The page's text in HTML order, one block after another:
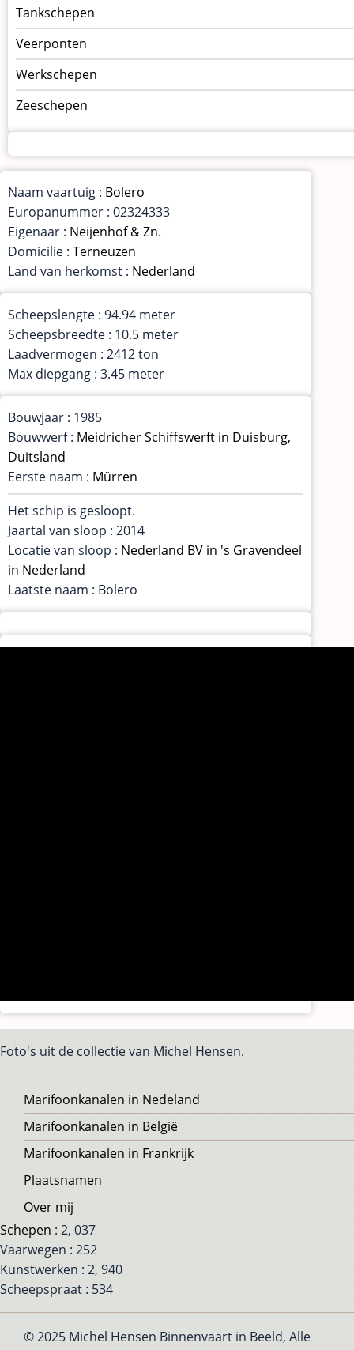
Tankschepen
Veerponten
Werkschepen
Zeeschepen
Naam vaartuig : Bolero
Europanummer : 02324333
Eigenaar : Neijenhof & Zn.
Domicilie : Terneuzen
Land van herkomst : Nederland
Scheepslengte : 94.94 meter
Scheepsbreedte : 10.5 meter
Laadvermogen : 2412 ton
Max diepgang : 3.45 meter
Bouwjaar : 1985
Bouwwerf : Meidricher Schiffswerft in Duisburg,
Duitsland
Eerste naam : Mürren
Het schip is gesloopt.
Jaartal van sloop : 2014
Locatie van sloop : Nederland BV in 's Gravendeel
in Nederland
Laatste naam : Bolero
Foto's uit de collectie van Michel Hensen.
Voet
Marifoonkanalen in Nedeland
Marifoonkanalen in België
Marifoonkanalen in Frankrijk
Plaatsnamen
Over mij
Schepen : 2, 037
Vaarwegen : 252
Kunstwerken : 2, 940
Scheepspraat : 534
© 2025 Michel Hensen Binnenvaart in Beeld, Alle